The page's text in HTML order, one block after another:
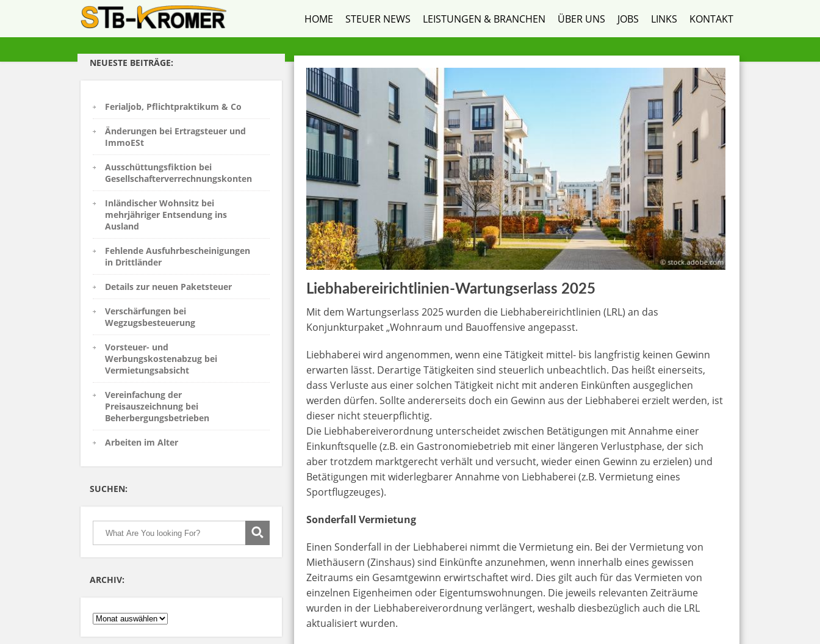
HOME STEUER NEWS LEISTUNGEN & BRANCHEN ÜBER UNS JOBS LINKS KONTAKT
NEUESTE BEITRÄGE:
Ferialjob, Pflichtpraktikum & Co
Änderungen bei Ertragsteuer und
ImmoESt
Ausschüttungsfiktion bei
Gesellschafterverrechnungskonten
Inländischer Wohnsitz bei
mehrjähriger Entsendung ins
Ausland
Fehlende Ausfuhrbescheinigungen
in Drittländer
Details zur neuen Paketsteuer
Verschärfungen bei
Wegzugsbesteuerung
Vorsteuer- und
Werbungskostenabzug bei
Vermietungsabsicht
Vereinfachung der
Preisauszeichnung bei
Beherbergungsbetrieben
Arbeiten im Alter
SUCHEN:
ARCHIV:
ARCHIV:
Liebhabereirichtlinien-Wartungserlass 2025
Mit dem Wartungserlass 2025 wurden die Liebhabereirichtlinien (LRL) an das
Konjunkturpaket „Wohnraum und Bauoffensive angepasst.
Liebhaberei wird angenommen, wenn eine Tätigkeit mittel- bis langfristig keinen Gewinn
erwarten lässt. Derartige Tätigkeiten sind steuerlich unbeachtlich. Das heißt einerseits,
dass Verluste aus einer solchen Tätigkeit nicht mit anderen Einkünften ausgeglichen
werden dürfen. Sollte andererseits doch ein Gewinn aus der Liebhaberei erzielt werden, ist
dieser nicht steuerpflichtig.
Die Liebhabereiverordnung unterscheidet zwischen Betätigungen mit Annahme einer
Einkunftsquelle (z.B. ein Gastronomiebetrieb mit einer längeren Verlustphase, der sich
aber trotzdem marktgerecht verhält und versucht, wieder einen Gewinn zu erzielen) und
Betätigungen mit widerlegbarer Annahme von Liebhaberei (z.B. Vermietung eines
Sportflugzeuges).
Sonderfall Vermietung
Einen Sonderfall in der Liebhaberei nimmt die Vermietung ein. Bei der Vermietung von
Miethäusern (Zinshaus) sind Einkünfte anzunehmen, wenn innerhalb eines gewissen
Zeitraums ein Gesamtgewinn erwirtschaftet wird. Dies gilt auch für das Vermieten von
einzelnen Eigenheimen oder Eigentumswohnungen. Die jeweils relevanten Zeiträume
wurden in der Liebhabereiverordnung verlängert, weshalb diesbezüglich auch die LRL
aktualisiert wurden.